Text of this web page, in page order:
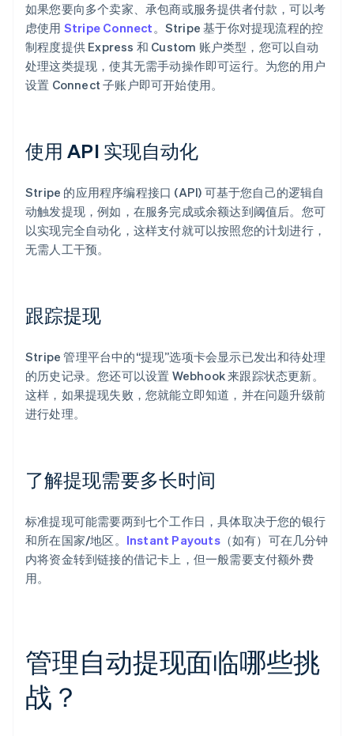
如果您要向多个卖家、承包商或服务提供者付款，可以考
虑使用 Stripe Connect。Stripe 基于你对提现流程的控
制程度提供 Express 和 Custom 账户类型，您可以自动
处理这类提现，使其无需手动操作即可运行。为您的用户
设置 Connect 子账户即可开始使用。
使用 API 实现自动化
Stripe 的应用程序编程接口 (API) 可基于您自己的逻辑自
动触发提现，例如，在服务完成或余额达到阈值后。您可
以实现完全自动化，这样支付就可以按照您的计划进行，
无需人工干预。
跟踪提现
Stripe 管理平台中的“提现”选项卡会显示已发出和待处理
的历史记录。您还可以设置 Webhook 来跟踪状态更新。
这样，如果提现失败，您就能立即知道，并在问题升级前
进行处理。
了解提现需要多长时间
标准提现可能需要两到七个工作日，具体取决于您的银行
和所在国家/地区。 Instant Payouts（如有）可在几分钟
内将资金转到链接的借记卡上，但一般需要支付额外费
用。
管理自动提现面临哪些挑
战？